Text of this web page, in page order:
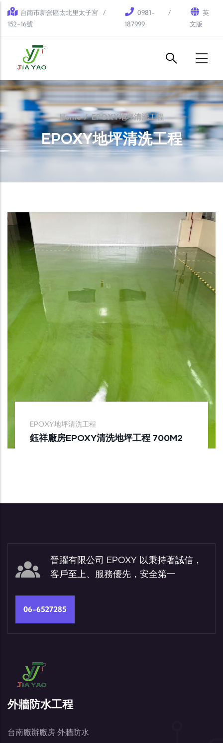
Skip to main content
台南市新營區太北里太子宮
152-16號
0981-
187999
英
文版
Home/ EPOXY地坪清洗工程
EPOXY地坪清洗工程
EPOXY地坪清洗工程
鈺祥廠房EPOXY清洗地坪工程 700M2
晉躍有限公司 EPOXY 以秉持著誠信，
客戶至上、服務優先，安全第一
06-6527285
外牆防水工程
台南廠辦廠房 外牆防水